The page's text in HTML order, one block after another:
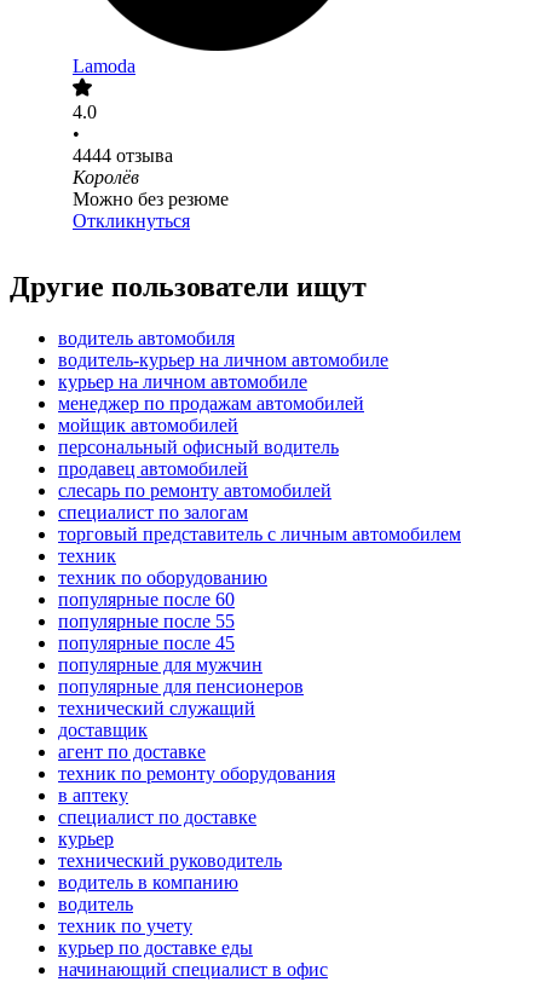
Lamoda
4.0
•
4444 отзыва
Королёв
Можно без резюме
Откликнуться
Другие пользователи ищут
водитель автомобиля
водитель-курьер на личном автомобиле
курьер на личном автомобиле
менеджер по продажам автомобилей
мойщик автомобилей
персональный офисный водитель
продавец автомобилей
слесарь по ремонту автомобилей
специалист по залогам
торговый представитель с личным автомобилем
техник
техник по оборудованию
популярные после 60
популярные после 55
популярные после 45
популярные для мужчин
популярные для пенсионеров
технический служащий
доставщик
агент по доставке
техник по ремонту оборудования
в аптеку
специалист по доставке
курьер
технический руководитель
водитель в компанию
водитель
техник по учету
курьер по доставке еды
начинающий специалист в офис